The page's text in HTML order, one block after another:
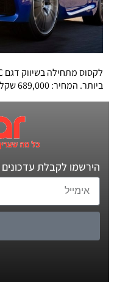
ביותר. המחיר: 689,000 שקלים – זול יותר ממתחרותיה הישירות
הירשמו לקבלת עדכונים